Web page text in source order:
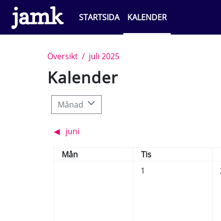
Gå direkt till huvudinnehåll
STARTSIDA
KALENDER
Översikt juli 2025
Kalender
Månad
◀︎ juni
Måndag
Mån Tisdag
Tis
Inga händelser, tisdag,
1